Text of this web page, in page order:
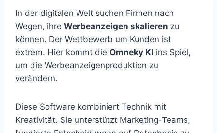
In der digitalen Welt suchen Firmen nach
Wegen, ihre Werbeanzeigen skalieren zu
können. Der Wettbewerb um Kunden ist
extrem. Hier kommt die Omneky KI ins Spiel,
um die Werbeanzeigenproduktion zu
verändern.
Diese Software kombiniert Technik mit
Kreativität. Sie unterstützt Marketing-Teams,